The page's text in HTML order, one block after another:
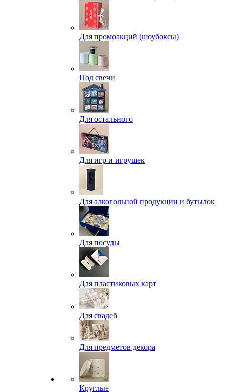
Для промоакций (шоубоксы)
Под свечи
Для остального
Для игр и игрушек
Для алкогольной продукции и бутылок
Для посуды
Для пластиковых карт
Для свадеб
Для предметов декора
Круглые